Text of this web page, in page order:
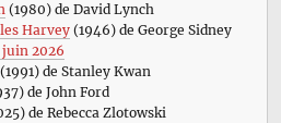
(1980) de David Lynch
Harvey(1946) de George Sidney
juin 2026
(1991) de Stanley Kwan
de John Ford
de Rebecca Zlotowski